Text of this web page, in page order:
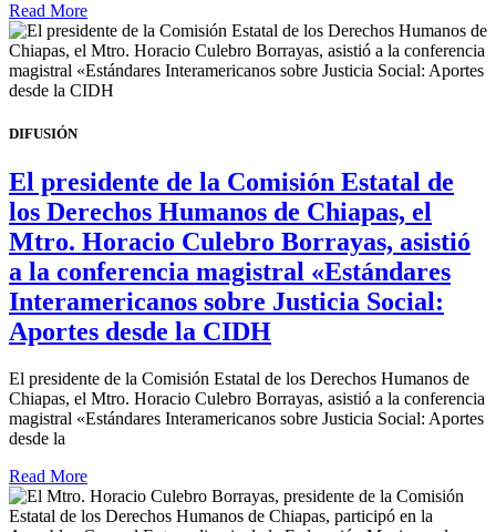
Read More
DIFUSIÓN
El presidente de la Comisión Estatal de
los Derechos Humanos de Chiapas, el
Mtro. Horacio Culebro Borrayas, asistió
a la conferencia magistral «Estándares
Interamericanos sobre Justicia Social:
Aportes desde la CIDH
El presidente de la Comisión Estatal de los Derechos Humanos de
Chiapas, el Mtro. Horacio Culebro Borrayas, asistió a la conferencia
magistral «Estándares Interamericanos sobre Justicia Social: Aportes
desde la
Read More